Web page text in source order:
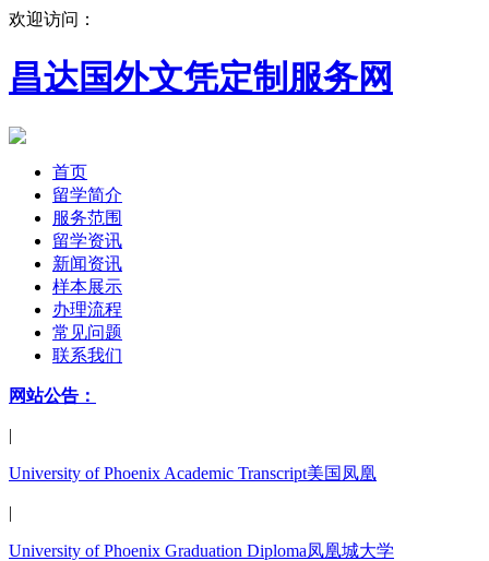
欢迎访问：
昌达国外文凭定制服务网
首页
留学简介
服务范围
留学资讯
新闻资讯
样本展示
办理流程
常见问题
联系我们
网站公告：
|
University of Phoenix Academic Transcript美国凤凰
|
University of Phoenix Graduation Diploma凤凰城大学